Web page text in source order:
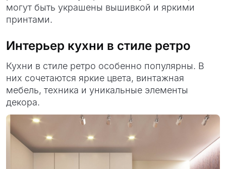
могут быть украшены вышивкой и яркими
принтами.
Интерьер кухни в стиле ретро
Кухни в стиле ретро особенно популярны. В
них сочетаются яркие цвета, винтажная
мебель, техника и уникальные элементы
декора.